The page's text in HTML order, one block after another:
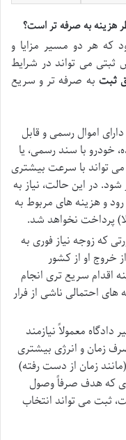
هزینه به صرفه تر است؟
که هر دو مسیر مزایا و
ثبتی می تواند در شرایط
ثبت به صرفه تر و سریع
اموال رسمی و قابل
خودرو با سند رسمی، یا
تواند با سرعت بیشتری
در این حالت، نیاز به
و هزینه های مربوط به
پرداخت نخواهد شد.
که زوجه نیاز فوری به
خروج او از کشور
اقدام سریع تری انجام
احتمالی ناشی از فرار
دادگاه معمولاً نیازمند
زمان و انرژی بیشتری
زمان از دست رفته)
که هدف صرفاً وصول
ثبت می تواند انتخاب